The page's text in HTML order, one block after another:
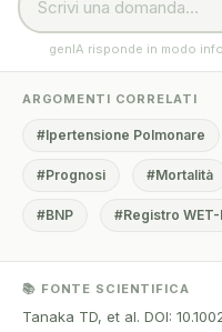
genIA risponde in modo
ARGOMENTI CORRELATI
#Ipertensione Polmonare
#Prognosi #Mortalità
#BNP #Registro WET-
📚 FONTE SCIENTIFICA
Tanaka TD, et al. DOI: